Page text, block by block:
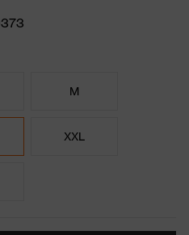
M
XXL